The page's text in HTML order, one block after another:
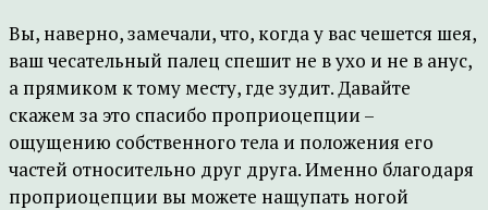
Вы, наверно, замечали, что, когда у вас чешется шея,
ваш чесательный палец спешит не в ухо и не в анус,
а прямиком к тому месту, где зудит. Давайте
скажем за это спасибо проприоцепции –
ощущению собственного тела и положения его
частей относительно друг друга. Именно благодаря
проприоцепции вы можете нащупать ногой